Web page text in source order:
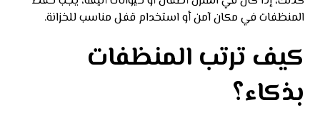
المنظفات في مكان آمن أو استخدام قفل مناسب للخزانة.
كيف ترتب المنظفات
بذكاء؟